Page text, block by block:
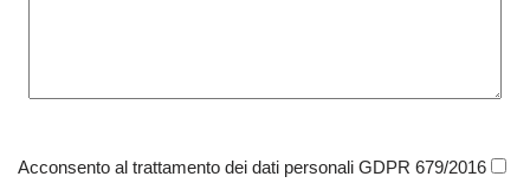
Acconsento al trattamento dei dati personali GDPR 679/2016